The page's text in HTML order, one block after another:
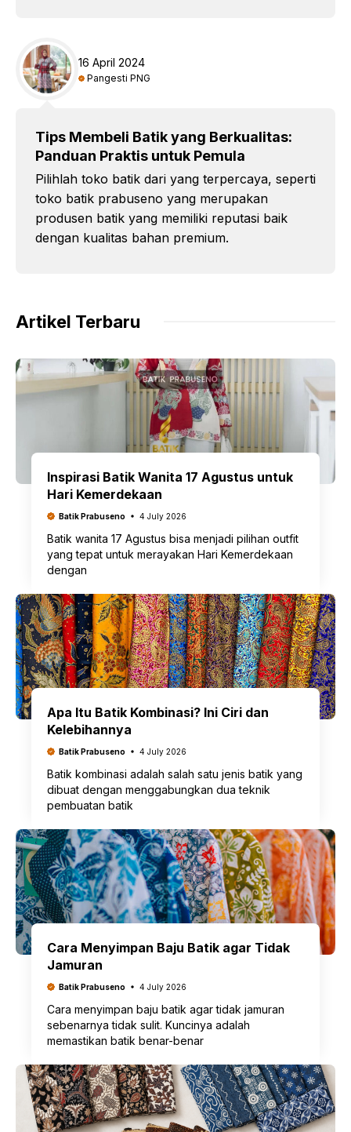
16 April 2024
Pangesti PNG
Tips Membeli Batik yang Berkualitas:
Panduan Praktis untuk Pemula
Pilihlah toko batik dari yang terpercaya, seperti
toko batik prabuseno yang merupakan
produsen batik yang memiliki reputasi baik
dengan kualitas bahan premium.
Artikel Terbaru
Inspirasi Batik Wanita 17 Agustus untuk
Hari Kemerdekaan
Batik Prabuseno 4 July 2026
Batik wanita 17 Agustus bisa menjadi pilihan outfit
yang tepat untuk merayakan Hari Kemerdekaan
dengan
Apa Itu Batik Kombinasi? Ini Ciri dan
Kelebihannya
Batik Prabuseno 4 July 2026
Batik kombinasi adalah salah satu jenis batik yang
dibuat dengan menggabungkan dua teknik
pembuatan batik
Cara Menyimpan Baju Batik agar Tidak
Jamuran
Batik Prabuseno 4 July 2026
Cara menyimpan baju batik agar tidak jamuran
sebenarnya tidak sulit. Kuncinya adalah
memastikan batik benar-benar